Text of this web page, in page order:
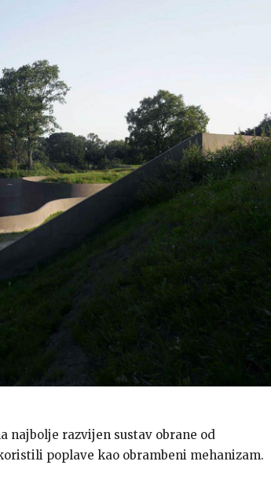
najbolje razvijen sustav obrane od
poplave kao obrambeni mehanizam.